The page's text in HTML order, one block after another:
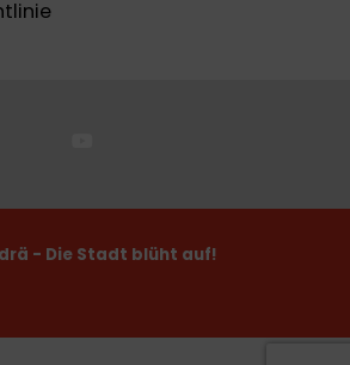
- Die Stadt blüht auf!